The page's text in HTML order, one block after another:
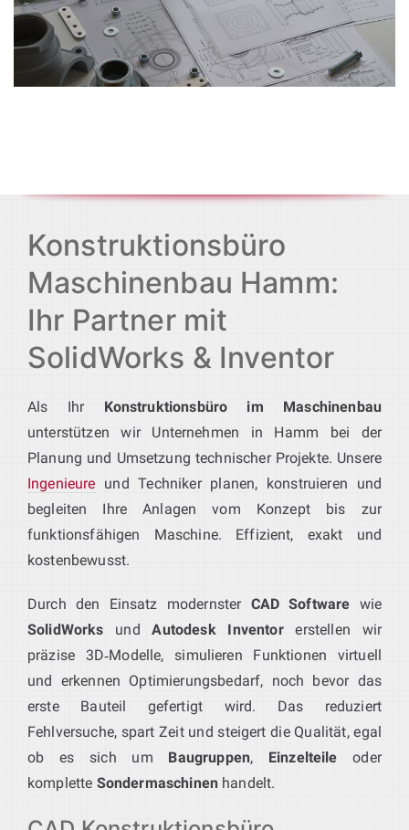
Konstruktionsbüro
Maschinenbau Hamm:
Ihr Partner mit
SolidWorks & Inventor
Als Ihr Konstruktionsbüro im Maschinenbau
unterstützen wir Unternehmen in Hamm bei der
Planung und Umsetzung technischer Projekte. Unsere
Ingenieure und Techniker planen, konstruieren und
begleiten Ihre Anlagen vom Konzept bis zur
funktionsfähigen Maschine. Effizient, exakt und
kostenbewusst.
Durch den Einsatz modernster CAD Software wie
SolidWorks undAutodesk Inventorerstellen wir
präzise 3D‑Modelle, simulieren Funktionen virtuell
und erkennen Optimierungsbedarf, noch bevor das
erste Bauteil gefertigt wird. Das reduziert
Fehlversuche, spart Zeit und steigert die Qualität, egal
ob es sich um Baugruppen, Einzelteile oder
komplette Sondermaschinen handelt.